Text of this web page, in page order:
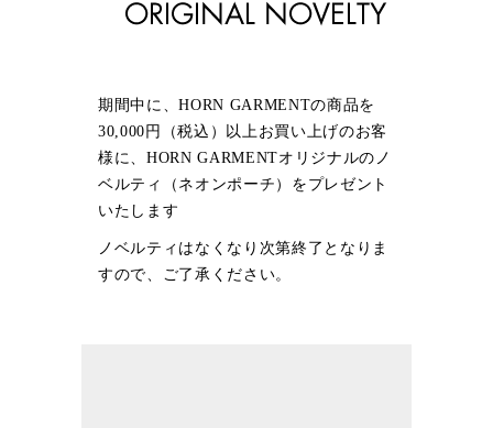
期間中に、HORN GARMENTの商品を
30,000円（税込）以上お買い上げのお客
様に、HORN GARMENTオリジナルのノ
ベルティ（ネオンポーチ）をプレゼント
いたします
ノベルティはなくなり次第終了となりま
すので、ご了承ください。